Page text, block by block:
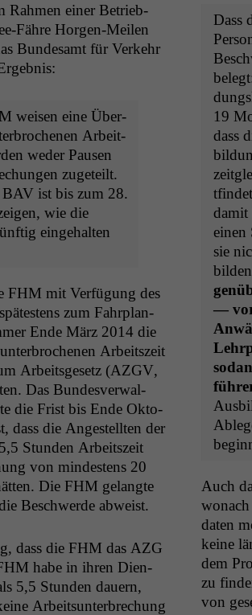
Rah­men ein­er Betrieb­
Fähre Hor­gen-Meilen
Bun­de­samt für Verkehr
weisen eine Über­
Arbeit­
wed­er Pausen
zugeteilt.
BAVist bis zum 28.
wie die
einge­hal­ten
FHM mit Ver­fü­gung des
zum Fahrplan­
Ende März 2014 die
Arbeit­szeit
Arbeits­ge­setz (AZGV,
Das Bun­desver­wal­
die Frist bis Ende Okto­
dass die Angestell­ten der
Stun­den Arbeit­szeit
von min­destens 20
Die FHM gelangte
Beschw­erde abweist.
dass die FHM das AZG
habe in ihren Dien­
5,5 Stun­den dauern,
Arbeit­sun­ter­brechung
Dass
19
dass
damit
einen
sie
—
Auch
dat­en
keine
dem
zu
von